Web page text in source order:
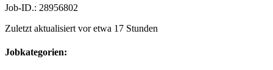
Job-ID.: 28956802
Zuletzt aktualisiert vor etwa 17 Stunden
Jobkategorien: